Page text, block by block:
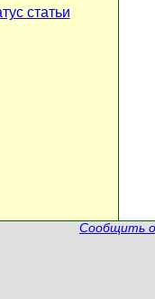
статьи
Сообщить о